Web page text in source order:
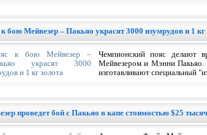
бою Мейвезер – Пакьяо украсят 3000 изумрудов и 1 кг
Чемпионский пояс делают
Мейвезером и Мэнни Пакьяо.
изготавливают специальный
проведет бой с Пакьяо в капе стоимостью $25 тысяч